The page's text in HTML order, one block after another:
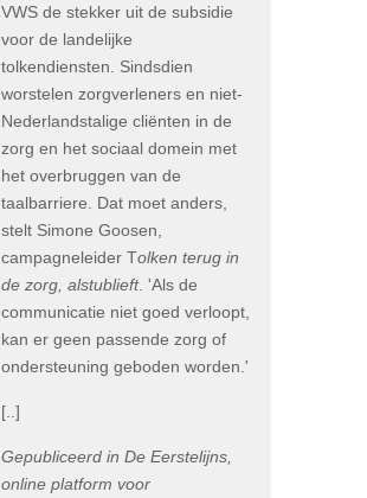
VWS de stekker uit de subsidie
voor de landelijke
tolkendiensten. Sindsdien
worstelen zorgverleners en niet-
Nederlandstalige cliënten in de
zorg en het sociaal domein met
het overbruggen van de
taalbarriere. Dat moet anders,
stelt Simone Goosen,
campagneleider Tolken terug in
de zorg, alstublieft. 'Als de
communicatie niet goed verloopt,
kan er geen passende zorg of
ondersteuning geboden worden.'
[..]
Gepubliceerd in De Eerstelijns,
online platform voor